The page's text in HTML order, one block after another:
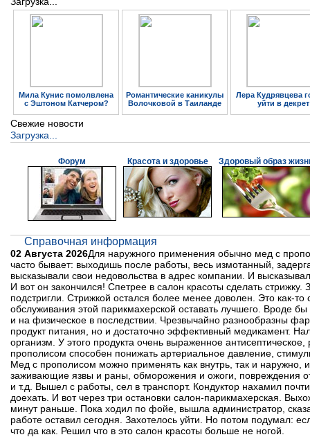
Мила Кунис помолвлена
с Эштоном Катчером?
Романтические каникулы
Волочковой в Таиланде
Лера Кудрявцева
уйти в декрет
Свежие новости
Загрузка...
Форум Красота и здоровье Здоровый образ
Справочная информация
02 Августа 2026Для наружного применения обычно мед с
часто бывает: выходишь после работы, весь измотанный,
высказывали свои недовольства в адрес компании. И
И вот он закончился! Спетрее в салон красоты сделать
подстригли. Стрижкой остался более менее доволен. Это как-
обслуживания этой парикмахерской оставать лучшего. Вроде
и на физическое в последствии. Чрезвычайно разнообразны
продукт питания, но и достаточно эффективный медикамент.
организм. У этого продукта очень выраженное
прополисом способен понижать артериальное давление,
Мед с прополисом можно применять как внутрь, так и наружно,
заживающие язвы и раны, обморожения и ожоги, повреждения
и т.д. Вышел с работы, сел в транспорт. Кондуктор нахамил
доехать. И вот через три остановки салон-парикмахерская.
минут раньше. Пока ходил по фойе, вышла администратор,
работе оставил сегодня. Захотелось уйти. Но потом подумал:
что да как. Решил что в это салон красоты больше не ногой.